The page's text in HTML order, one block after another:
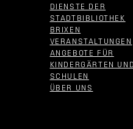
DIENSTE DER
STADTBIBLIOTHEK
BRIXEN
VERANSTALTUNGEN
ANGEBOTE FÜR
KINDERGÄRTEN UND
SCHULEN
ÜBER UNS